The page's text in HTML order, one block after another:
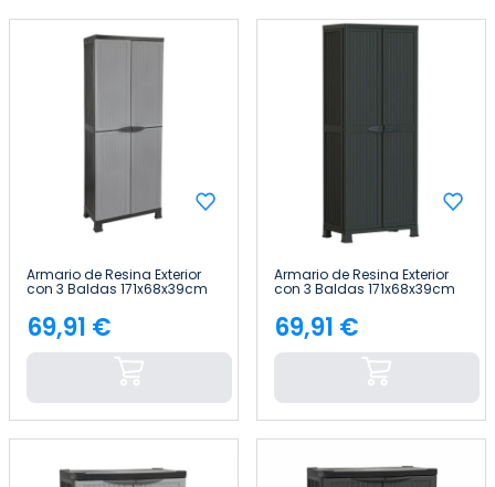
Armario de Resina Exterior
con 3 Baldas 171x68x39cm
Precio
69,91 €
Armario de Resina Exterior
con 3 Baldas 171x68x39cm
Precio
69,91 €